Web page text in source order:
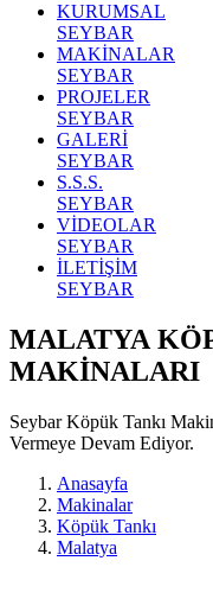
KURUMSAL
SEYBAR
MAKİNALAR
SEYBAR
PROJELER
SEYBAR
GALERİ
SEYBAR
S.S.S.
SEYBAR
VİDEOLAR
SEYBAR
İLETİŞİM
SEYBAR
MALATYA
MAKİNALARI
Seybar Köpük Tankı
Vermeye Devam Ediyor.
Anasayfa
Makinalar
Köpük Tankı
Malatya